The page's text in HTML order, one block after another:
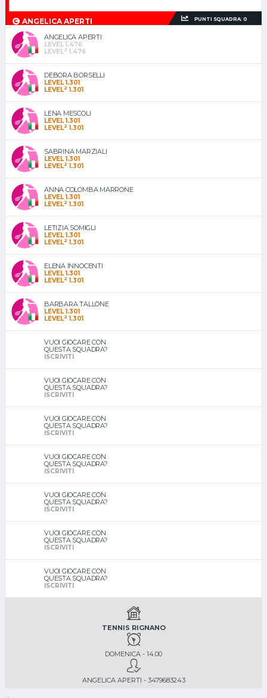
ANGELICA APERTI PUNTI SQUADRA: 0
ANGELICA APERTI
LEVEL 1.476
LEVEL2 1.476
DEBORA BORSELLI
LEVEL 1.301
LEVEL2 1.301
LENA MESCOLI
LEVEL 1.301
LEVEL2 1.301
SABRINA MARZIALI
LEVEL 1.301
LEVEL2 1.301
ANNA COLOMBA MARRONE
LEVEL 1.301
LEVEL2 1.301
LETIZIA SOMIGLI
LEVEL 1.301
LEVEL2 1.301
ELENA INNOCENTI
LEVEL 1.301
LEVEL2 1.301
BARBARA TALLONE
LEVEL 1.301
LEVEL2 1.301
VUOI GIOCARE CON
QUESTA SQUADRA?
ISCRIVITI
VUOI GIOCARE CON
QUESTA SQUADRA?
ISCRIVITI
VUOI GIOCARE CON
QUESTA SQUADRA?
ISCRIVITI
VUOI GIOCARE CON
QUESTA SQUADRA?
ISCRIVITI
VUOI GIOCARE CON
QUESTA SQUADRA?
ISCRIVITI
VUOI GIOCARE CON
QUESTA SQUADRA?
ISCRIVITI
VUOI GIOCARE CON
QUESTA SQUADRA?
ISCRIVITI
TENNIS RIGNANO
DOMENICA - 14.00
ANGELICA APERTI - 3479683243